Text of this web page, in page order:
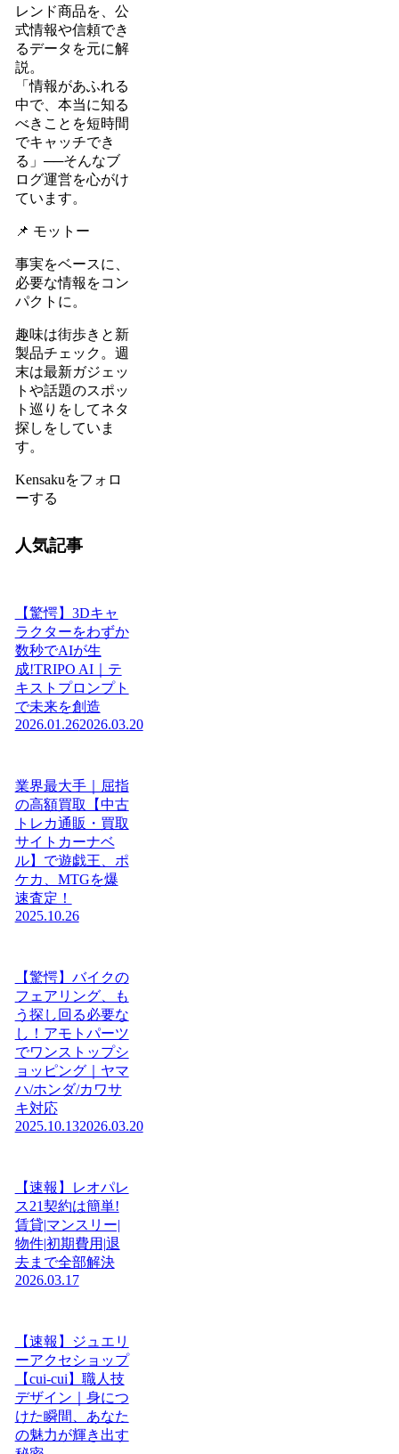
レンド商品を、公
式情報や信頼でき
るデータを元に解
説。
「情報があふれる
中で、本当に知る
べきことを短時間
でキャッチでき
る」──そんなブ
ログ運営を心がけ
ています。
📌 モットー
事実をベースに、
必要な情報をコン
パクトに。
趣味は街歩きと新
製品チェック。週
末は最新ガジェッ
トや話題のスポッ
ト巡りをしてネタ
探しをしていま
す。
Kensakuをフォロ
ーする
人気記事
【驚愕】3Dキャ
ラクターをわずか
数秒でAIが生
成!TRIPO AI｜テ
キストプロンプト
で未来を創造
2026.01.262026.03.20
業界最大手｜屈指
の高額買取【中古
トレカ通販・買取
サイトカーナベ
ル】で遊戯王、ポ
ケカ、MTGを爆
速査定！
2025.10.26
【驚愕】バイクの
フェアリング、も
う探し回る必要な
し！アモトパーツ
でワンストップシ
ョッピング｜ヤマ
ハ/ホンダ/カワサ
キ対応
2025.10.132026.03.20
【速報】レオパレ
ス21契約は簡単!
賃貸|マンスリー|
物件|初期費用|退
去まで全部解決
2026.03.17
【速報】ジュエリ
ーアクセショップ
【cui-cui】職人技
デザイン｜身につ
けた瞬間、あなた
の魅力が輝き出す